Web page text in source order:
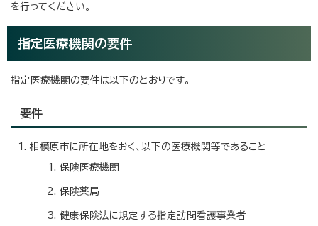
を行ってください。
指定医療機関の要件
指定医療機関の要件は以下のとおりです。
要件
相模原市に所在地をおく、以下の医療機関等であること
保険医療機関
保険薬局
健康保険法に規定する指定訪問看護事業者